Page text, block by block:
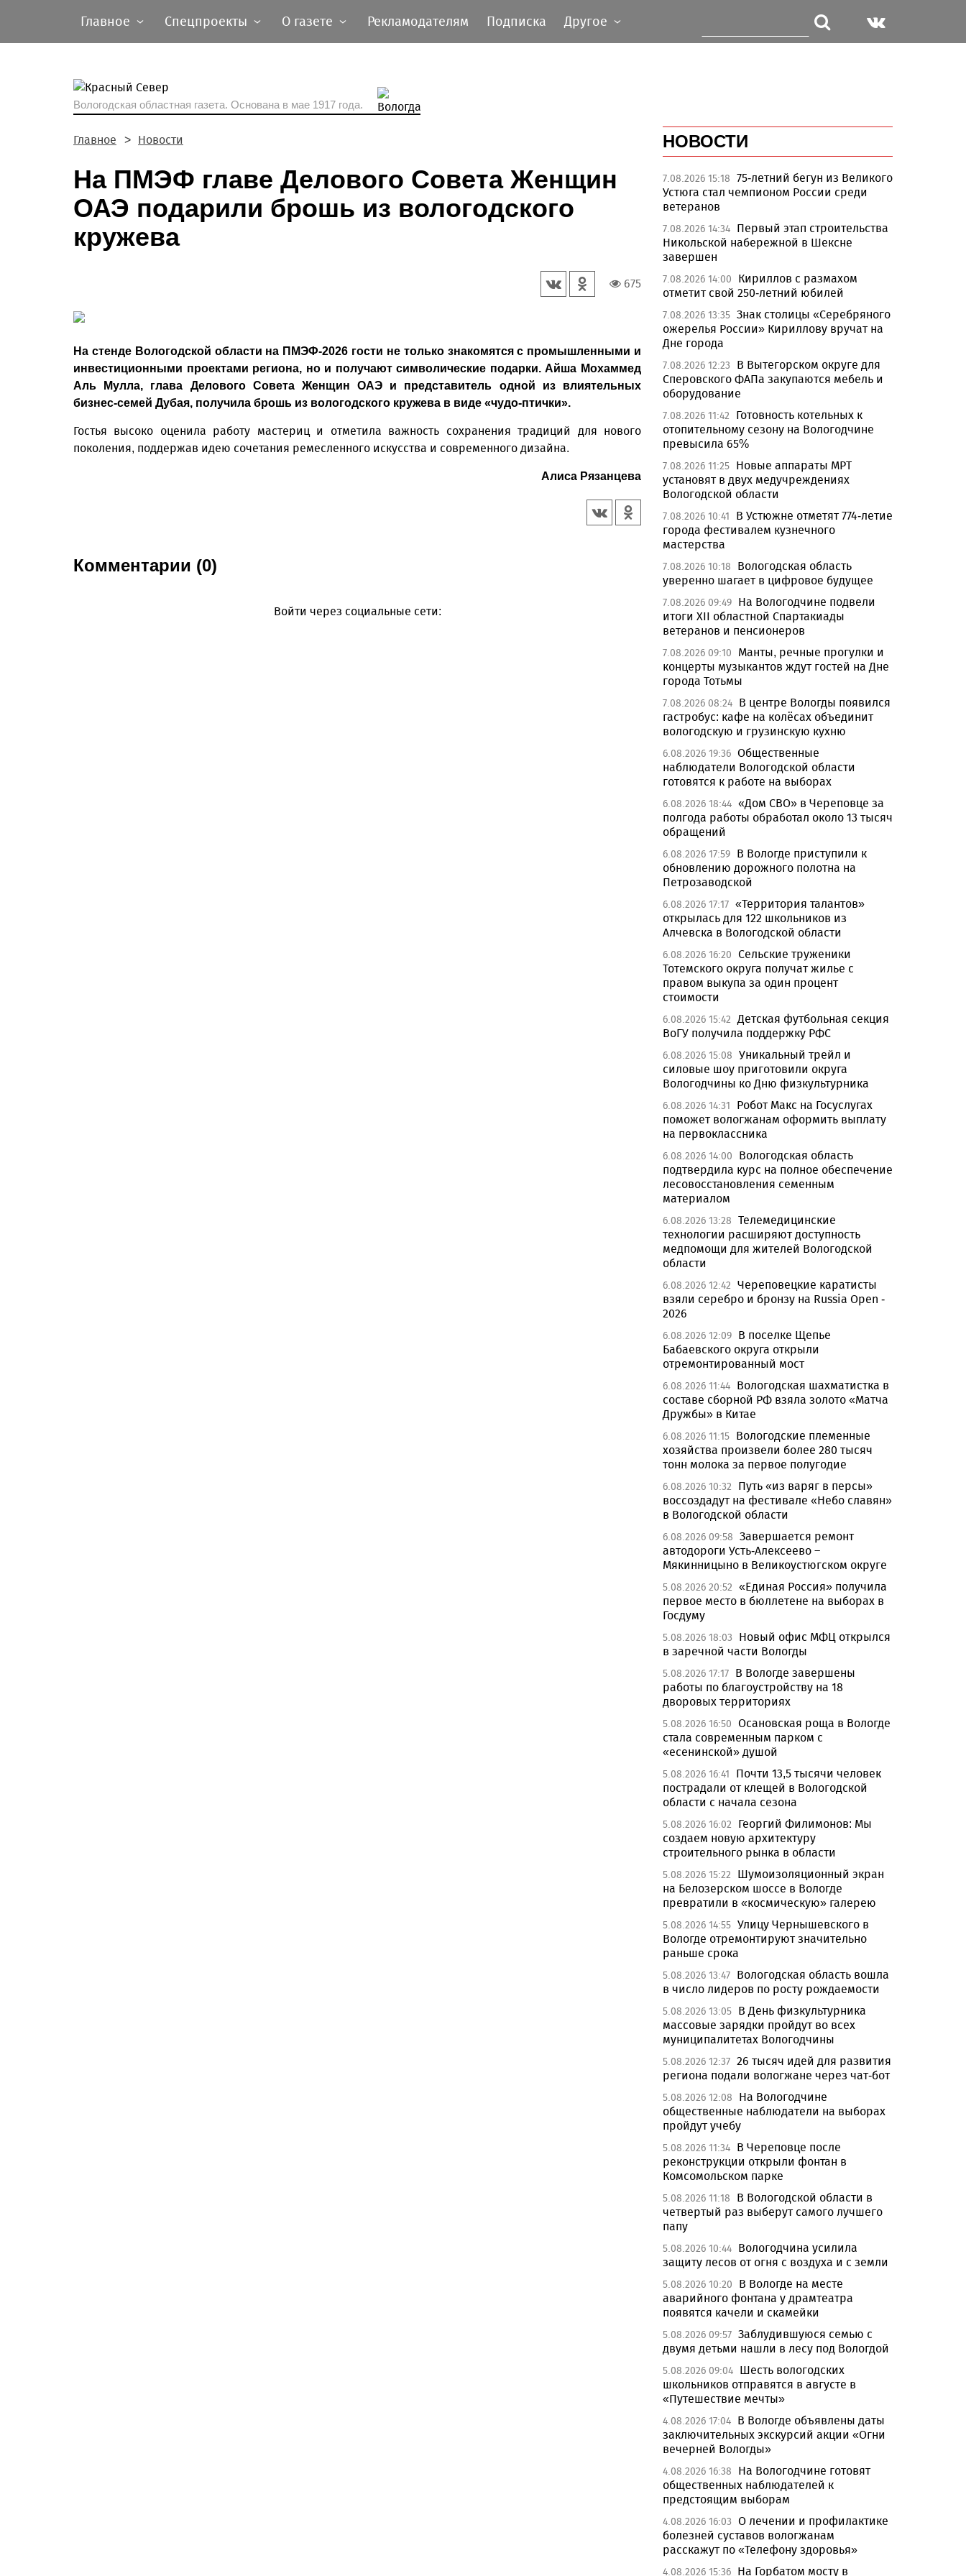
Главное Спецпроекты О газете Рекламодателям Подписка Другое
Вологодская областная газета. Основана в мае 1917 года.
Главное Новости
На ПМЭФ главе Делового Совета Женщин
ОАЭ подарили брошь из вологодского
кружева
675
На стенде Вологодской области на ПМЭФ-2026 гости не только знакомятся с промышленными и
инвестиционными проектами региона, но и получают символические подарки. Айша Мохаммед
Аль Мулла, глава Делового Совета Женщин ОАЭ и представитель одной из влиятельных
бизнес‑семей Дубая, получила брошь из вологодского кружева в виде «чудо‑птички».
Гостья высоко оценила работу мастериц и отметила важность сохранения традиций для нового
поколения, поддержав идею сочетания ремесленного искусства и современного дизайна.
Алиса Рязанцева
Комментарии (0)
Войти через социальные сети:
НОВОСТИ
7.08.2026 15:18 75-летний бегун из Великого
Устюга стал чемпионом России среди
ветеранов
7.08.2026 14:34 Первый этап строительства
Никольской набережной в Шексне
завершен
7.08.2026 14:00
Кириллов с размахом
отметит свой 250-летний юбилей
7.08.2026 13:35 Знак столицы «Серебряного
ожерелья России» Кириллову вручат на
Дне города
7.08.2026 12:23
В Вытегорском округе для
Сперовского ФАПа закупаются мебель и
оборудование
7.08.2026 11:42
Готовность котельных к
отопительному сезону на Вологодчине
превысила 65%
7.08.2026 11:25 Новые аппараты МРТ
установят в двух медучреждениях
Вологодской области
7.08.2026 10:41
В Устюжне отметят 774-летие
города фестивалем кузнечного
мастерства
7.08.2026 10:18
Вологодская область
уверенно шагает в цифровое будущее
7.08.2026 09:49 На Вологодчине подвели
итоги XII областной Спартакиады
ветеранов и пенсионеров
7.08.2026 09:10
Манты, речные прогулки и
концерты музыкантов ждут гостей на Дне
города Тотьмы
7.08.2026 08:24 В центре Вологды появился
гастробус: кафе на колёсах объединит
вологодскую и грузинскую кухню
6.08.2026 19:36 Общественные
наблюдатели Вологодской области
готовятся к работе на выборах
6.08.2026 18:44 «Дом СВО» в Череповце за
полгода работы обработал около 13 тысяч
обращений
6.08.2026 17:59 В Вологде приступили к
обновлению дорожного полотна на
Петрозаводской
6.08.2026 17:17 «Территория талантов»
открылась для 122 школьников из
Алчевска в Вологодской области
6.08.2026 16:20 Сельские труженики
Тотемского округа получат жилье с
правом выкупа за один процент
стоимости
6.08.2026 15:42 Детская футбольная секция
ВоГУ получила поддержку РФС
6.08.2026 15:08 Уникальный трейл и
силовые шоу приготовили округа
Вологодчины ко Дню физкультурника
6.08.2026 14:31
Робот Макс на Госуслугах
поможет вологжанам оформить выплату
на первоклассника
6.08.2026 14:00
Вологодская область
подтвердила курс на полное обеспечение
лесовосстановления семенным
материалом
6.08.2026 13:28 Телемедицинские
технологии расширяют доступность
медпомощи для жителей Вологодской
области
6.08.2026 12:42 Череповецкие каратисты
взяли серебро и бронзу на Russia Open -
2026
6.08.2026 12:09 В поселке Щепье
Бабаевского округа открыли
отремонтированный мост
6.08.2026 11:44 Вологодская шахматистка в
составе сборной РФ взяла золото «Матча
Дружбы» в Китае
6.08.2026 11:15 Вологодские племенные
хозяйства произвели более 280 тысяч
тонн молока за первое полугодие
6.08.2026 10:32
Путь «из варяг в персы»
воссоздадут на фестивале «Небо славян»
в Вологодской области
6.08.2026 09:58 Завершается ремонт
автодороги Усть-Алексеево –
Мякинницыно в Великоустюгском округе
5.08.2026 20:52 «Единая Россия» получила
первое место в бюллетене на выборах в
Госдуму
5.08.2026 18:03
Новый офис МФЦ открылся
в заречной части Вологды
5.08.2026 17:17 В Вологде завершены
работы по благоустройству на 18
дворовых территориях
5.08.2026 16:50 Осановская роща в Вологде
стала современным парком с
«есенинской» душой
5.08.2026 16:41
Почти 13,5 тысячи человек
пострадали от клещей в Вологодской
области с начала сезона
5.08.2026 16:02
Георгий Филимонов: Мы
создаем новую архитектуру
строительного рынка в области
5.08.2026 15:22
Шумоизоляционный экран
на Белозерском шоссе в Вологде
превратили в «космическую» галерею
5.08.2026 14:55 Улицу Чернышевского в
Вологде отремонтируют значительно
раньше срока
5.08.2026 13:47 Вологодская область вошла
в число лидеров по росту рождаемости
5.08.2026 13:05 В День физкультурника
массовые зарядки пройдут во всех
муниципалитетах Вологодчины
5.08.2026 12:37 26 тысяч идей для развития
региона подали вологжане через чат-бот
5.08.2026 12:08
На Вологодчине
общественные наблюдатели на выборах
пройдут учебу
5.08.2026 11:34 В Череповце после
реконструкции открыли фонтан в
Комсомольском парке
5.08.2026 11:18
В Вологодской области в
четвертый раз выберут самого лучшего
папу
5.08.2026 10:44 Вологодчина усилила
защиту лесов от огня с воздуха и с земли
5.08.2026 10:20
В Вологде на месте
аварийного фонтана у драмтеатра
появятся качели и скамейки
5.08.2026 09:57 Заблудившуюся семью с
двумя детьми нашли в лесу под Вологдой
5.08.2026 09:04 Шесть вологодских
школьников отправятся в августе в
«Путешествие мечты»
4.08.2026 17:04 В Вологде объявлены даты
заключительных экскурсий акции «Огни
вечерней Вологды»
4.08.2026 16:38
На Вологодчине готовят
общественных наблюдателей к
предстоящим выборам
4.08.2026 16:03 О лечении и профилактике
болезней суставов вологжанам
расскажут по «Телефону здоровья»
4.08.2026 15:36 На Горбатом мосту в